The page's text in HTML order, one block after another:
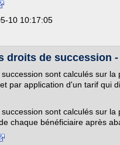
10 10:17:05
droits de succession
sont calculés sur
par application d'un tarif qui
sont calculés sur
chaque bénéficiaire après